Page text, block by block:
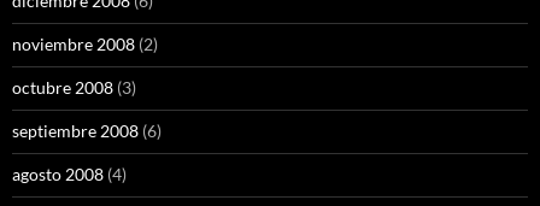
noviembre 2008 (2)
octubre 2008 (3)
septiembre 2008 (6)
agosto 2008 (4)